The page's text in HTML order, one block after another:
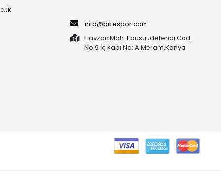
info@bikespor.com
Havzan Mah. Ebusuudefendi Cad.
No:9 İç Kapı No: A Meram,Konya